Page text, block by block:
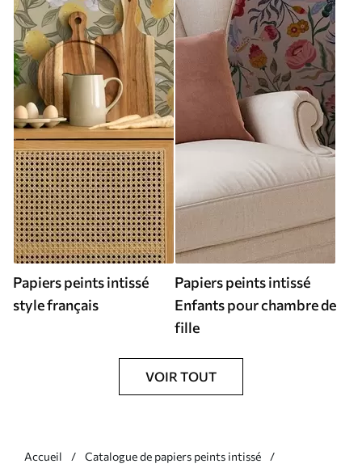
Papiers peints intissé
style français
Papiers peints intissé
Enfants pour chambre de
fille
VOIR TOUT
Accueil
Catalogue de papiers peints intissé